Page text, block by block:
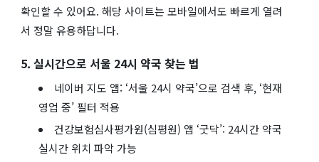
확인할 수 있어요. 해당 사이트는 모바일에서도 빠르게 열려
서 정말 유용하답니다.
5. 실시간으로 서울 24시 약국 찾는 법
네이버 지도 앱: ‘서울 24시 약국’으로 검색 후, ‘현재
영업 중’ 필터 적용
건강보험심사평가원(심평원) 앱 ‘굿닥’: 24시간 약국
실시간 위치 파악 가능